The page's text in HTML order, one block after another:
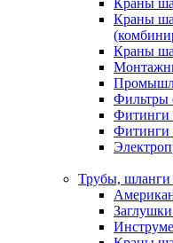
Краны
Краны
Краны
Фильтры
Фитинги
Фитинги
Трубы,